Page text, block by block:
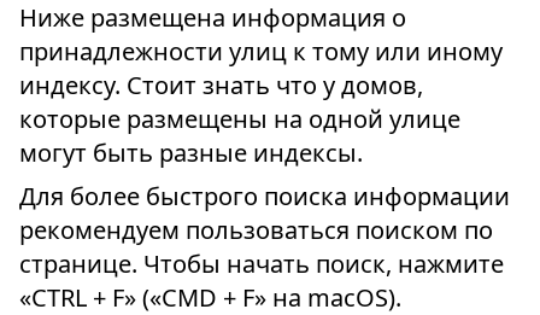
Ниже размещена информация о
принадлежности улиц к тому или иному
индексу. Стоит знать что у домов,
которые размещены на одной улице
могут быть разные индексы.
Для более быстрого поиска информации
рекомендуем пользоваться поиском по
странице. Чтобы начать поиск, нажмите
«CTRL + F» («CMD + F» на macOS).